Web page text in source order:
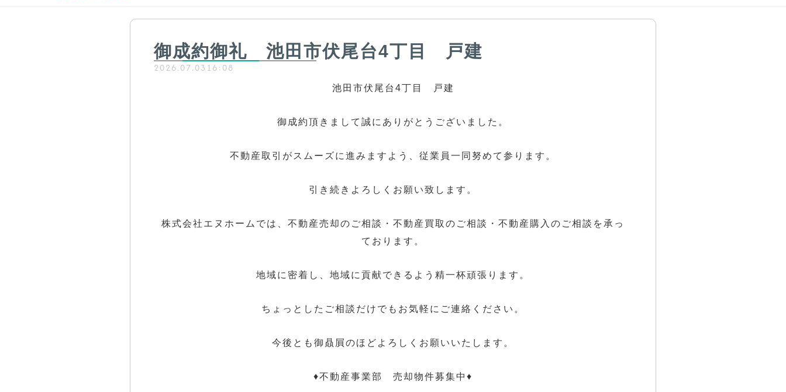
御成約御礼 池田市伏尾台4丁目 戸建
2026.07.03 16:08
池田市伏尾台4丁目 戸建
御成約頂きまして誠にありがとうございました。
不動産取引がスムーズに進みますよう、従業員一同努めて参ります。
引き続きよろしくお願い致します。
株式会社エヌホームでは、不動産売却のご相談・不動産買取のご相談・不動産購入のご相談を承っ
ております。
地域に密着し、地域に貢献できるよう精一杯頑張ります。
ちょっとしたご相談だけでもお気軽にご連絡ください。
今後とも御贔屓のほどよろしくお願いいたします。
♦不動産事業部 売却物件募集中♦